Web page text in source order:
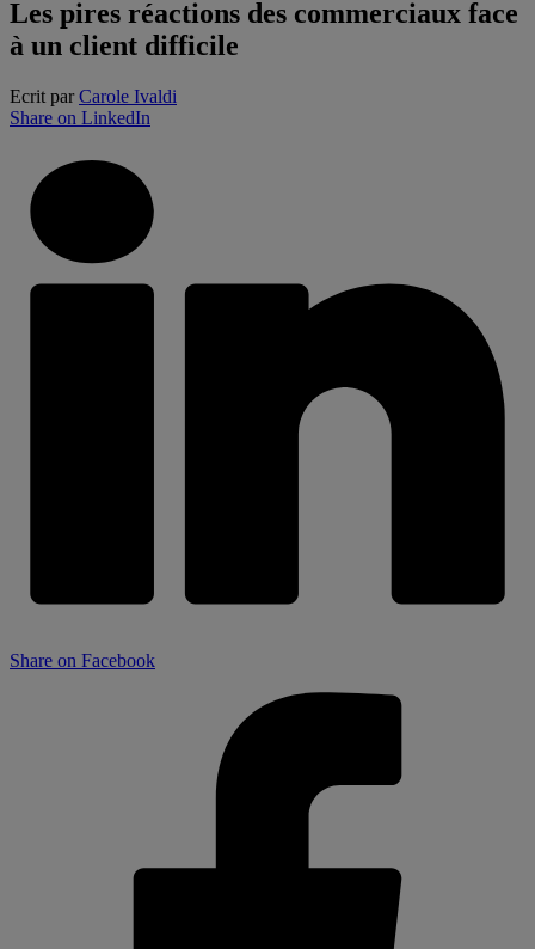
Les pires réactions des commerciaux face
à un client difficile
Ecrit parCarole Ivaldi
Share on LinkedIn
Share on Facebook